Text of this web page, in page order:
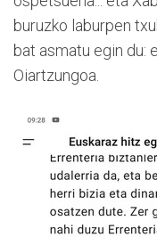
buruzko laburpen
bat asmatu egin du:
Oiartzungoa.